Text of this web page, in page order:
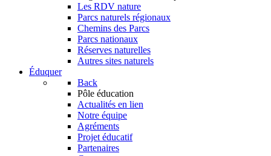
Les RDV nature
Parcs naturels régionaux
Chemins des Parcs
Parcs nationaux
Réserves naturelles
Autres sites naturels
Éduquer
Back
Pôle éducation
Actualités en lien
Notre équipe
Agréments
Projet éducatif
Partenaires